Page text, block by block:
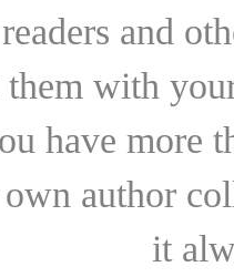
and
them with
have more
author
it